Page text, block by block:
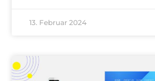
13. Februar 2024